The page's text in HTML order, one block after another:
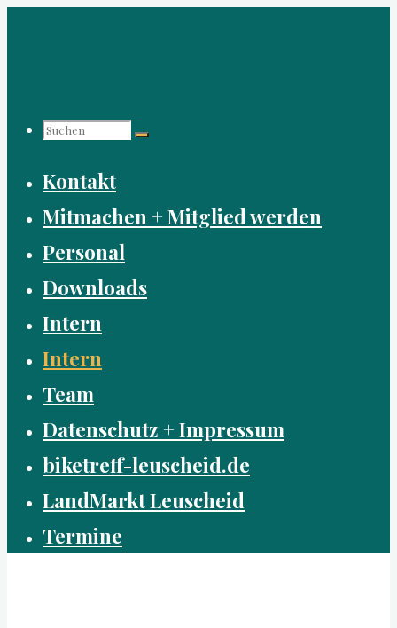
Suchen
Suchen
nach:
Suchen
Kontakt
Mitmachen + Mitglied werden
Personal
Downloads
Intern
Intern
Team
Datenschutz + Impressum
biketreff-leuscheid.de
LandMarkt Leuscheid
Termine